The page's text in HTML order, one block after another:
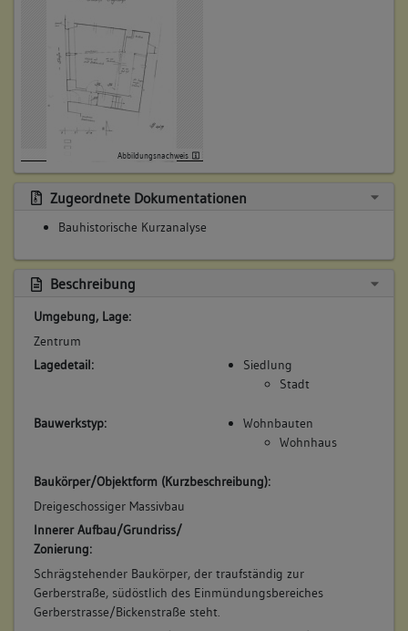
reduzierte Fachwerkwand (d).
Betroffene Gebäudeteile:
keine
Abbildungsnachweis
Zugeordnete Dokumentationen
Bauhistorische Kurzanalyse
Beschreibung
Umgebung, Lage:
Zentrum
Lagedetail:
Siedlung
Stadt
Bauwerkstyp:
Wohnbauten
Wohnhaus
Baukörper/Objektform (Kurzbeschreibung):
Dreigeschossiger Massivbau
Innerer Aufbau/Grundriss/
Zonierung:
Schrägstehender Baukörper, der traufständig zur
Gerberstraße, südöstlich des Einmündungsbereiches
Gerberstrasse/Bickenstraße steht.